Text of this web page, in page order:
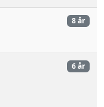
8 år
6 år